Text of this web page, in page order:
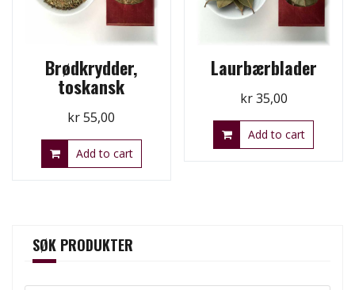
Brødkrydder,
toskansk
kr55,00
Add to cart
Laurbærblader
kr35,00
Add to cart
SØK PRODUKTER